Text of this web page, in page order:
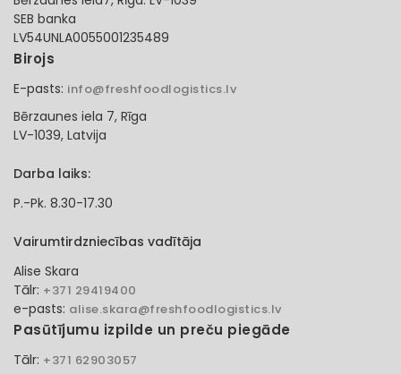
SEB banka
LV54UNLA0055001235489
Birojs
E-pasts: info@freshfoodlogistics.lv
Bērzaunes iela 7, Rīga
LV-1039, Latvija
Darba laiks:
P.-Pk. 8.30-17.30
Vairumtirdzniecības vadītāja
Alise Skara
Tālr: +371 29419400
e-pasts: alise.skara@freshfoodlogistics.lv
Pasūtījumu izpilde un preču piegāde
Tālr: +371 62903057